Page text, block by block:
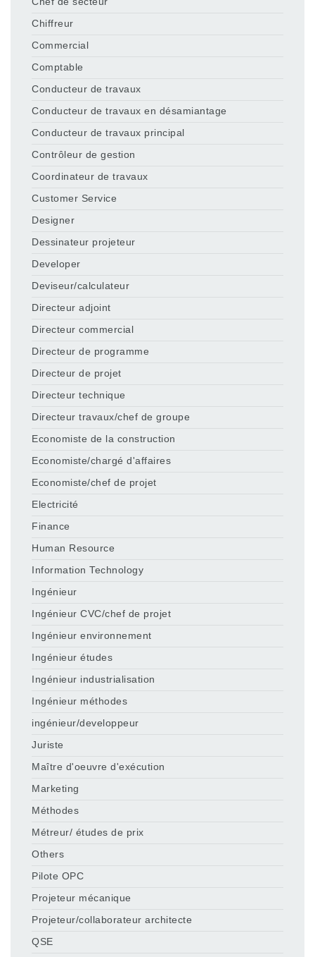
Chiffreur
Commercial
Comptable
Conducteur de travaux
Conducteur de travaux en désamiantage
Conducteur de travaux principal
Contrôleur de gestion
Coordinateur de travaux
Customer Service
Designer
Dessinateur projeteur
Developer
Deviseur/calculateur
Directeur adjoint
Directeur commercial
Directeur de programme
Directeur de projet
Directeur technique
Directeur travaux/chef de groupe
Economiste de la construction
Economiste/chargé d'affaires
Economiste/chef de projet
Electricité
Finance
Human Resource
Information Technology
Ingénieur
Ingénieur CVC/chef de projet
Ingénieur environnement
Ingénieur études
Ingénieur industrialisation
Ingénieur méthodes
ingénieur/developpeur
Juriste
Maître d'oeuvre d'exécution
Marketing
Méthodes
Métreur/ études de prix
Others
Pilote OPC
Projeteur mécanique
Projeteur/collaborateur architecte
QSE